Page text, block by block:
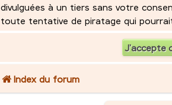
divulguées à un tiers sans votre
toute tentative de piratage qui
Index du forum